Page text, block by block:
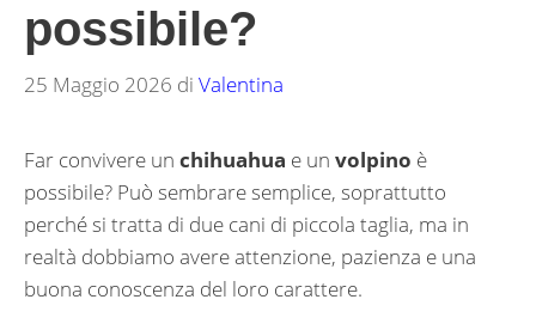
possibile?
25 Maggio 2026 di Valentina
Far convivere un chihuahua e un volpino è
possibile? Può sembrare semplice, soprattutto
perché si tratta di due cani di piccola taglia, ma in
realtà dobbiamo avere attenzione, pazienza e una
buona conoscenza del loro carattere.